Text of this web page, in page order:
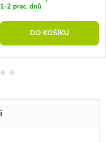
1-2 prac. dnů
DO KOŠÍKU